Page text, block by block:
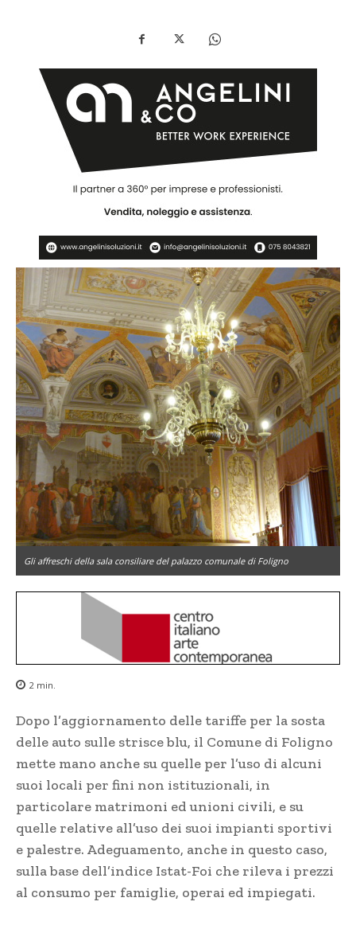
Gli affreschi della sala consiliare del palazzo comunale di Foligno
2 min.
Dopo l’aggiornamento delle tariffe per la sosta
delle auto sulle strisce blu, il Comune di Foligno
mette mano anche su quelle per l’uso di alcuni
suoi locali per fini non istituzionali, in
particolare matrimoni ed unioni civili, e su
quelle relative all’uso dei suoi impianti sportivi
e palestre. Adeguamento, anche in questo caso,
sulla base dell’indice Istat-Foi che rileva i prezzi
al consumo per famiglie, operai ed impiegati.